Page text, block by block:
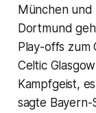
München und
Dortmund
Play-offs zum
Celtic
Kampfgeist,
sagte